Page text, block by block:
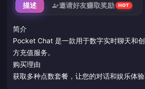
描述 邀请好友赚取奖励 HOT
简介
Pocket Chat 是一款用于数字实时聊天和
方充值服务。
购买理由
获取多种点数套餐，让您的对话和娱乐体验